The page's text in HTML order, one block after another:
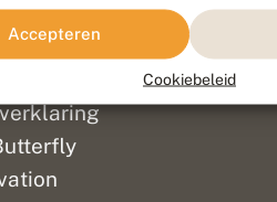
Accepteren
Cookiebeleid
door Go2People, ontworpen door